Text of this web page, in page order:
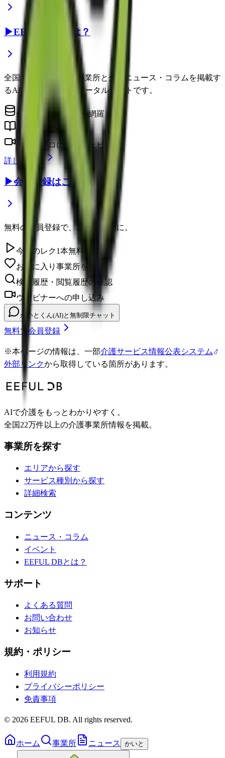
▶EEFUL DBとは？
全国約22万件の介護事業所と介護ニュース・コラムを掲載す
るAI時代の介護情報ポータルサイトです。
全国の介護事業所を網羅
介護に役立つコラム
介護のプロによるウェビナー
詳しく見る
▶会員登録はこちら
無料の会員登録で、さらに便利に。
今日のレク1本無料視聴
お気に入り事業所を保存
検索履歴・閲覧履歴の確認
ウェビナーへの申し込み
かいとくん(AI)と無制限チャット
無料で会員登録
※本ページの情報は、一部介護サービス情報公表システム
外部リンクから取得している箇所があります。
AIで介護をもっとわかりやすく。
全国22万件以上の介護事業所情報を掲載。
事業所を探す
エリアから探す
サービス種別から探す
詳細検索
コンテンツ
ニュース・コラム
イベント
EEFUL DBとは？
サポート
よくある質問
お問い合わせ
お知らせ
規約・ポリシー
利用規約
プライバシーポリシー
免責事項
© 2026 EEFUL DB. All rights reserved.
ホーム 事業所 ニュース かいと